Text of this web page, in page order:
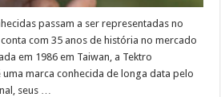
passam a ser representadas no
com 35 anos de história no mercado
em 1986 em Taiwan, a Tektro
marca conhecida de longa data pelo
seus …